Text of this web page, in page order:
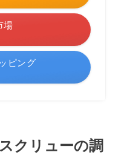
場
ピング
クリューの調